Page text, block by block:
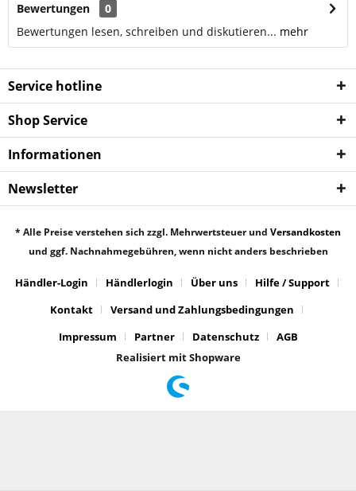
Bewertungen
0
Bewertungen lesen, schreiben und diskutieren... mehr
Service hotline
Shop Service
Informationen
Newsletter
* Alle Preise verstehen sich zzgl. Mehrwertsteuer und Versandkosten
und ggf. Nachnahmegebühren, wenn nicht anders beschrieben
Händler-Login Händlerlogin Über uns
Hilfe / Support
Kontakt
Versand und Zahlungsbedingungen
Impressum
Partner Datenschutz
AGB
Realisiert mit Shopware